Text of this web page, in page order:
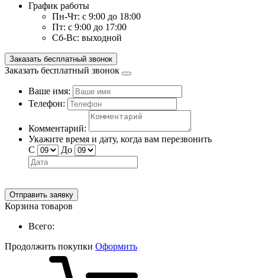
График работы
Пн-Чт: с 9:00 до 18:00
Пт: с 9:00 до 17:00
Сб-Вс: выходной
Заказать бесплатный звонок
Заказать бесплатный звонок
Ваше имя:
Телефон:
Комментарий:
Укажите время и дату, когда вам перезвонить
С
До
Отправить заявку
Корзина товаров
Всего:
Продолжить покупки Оформить